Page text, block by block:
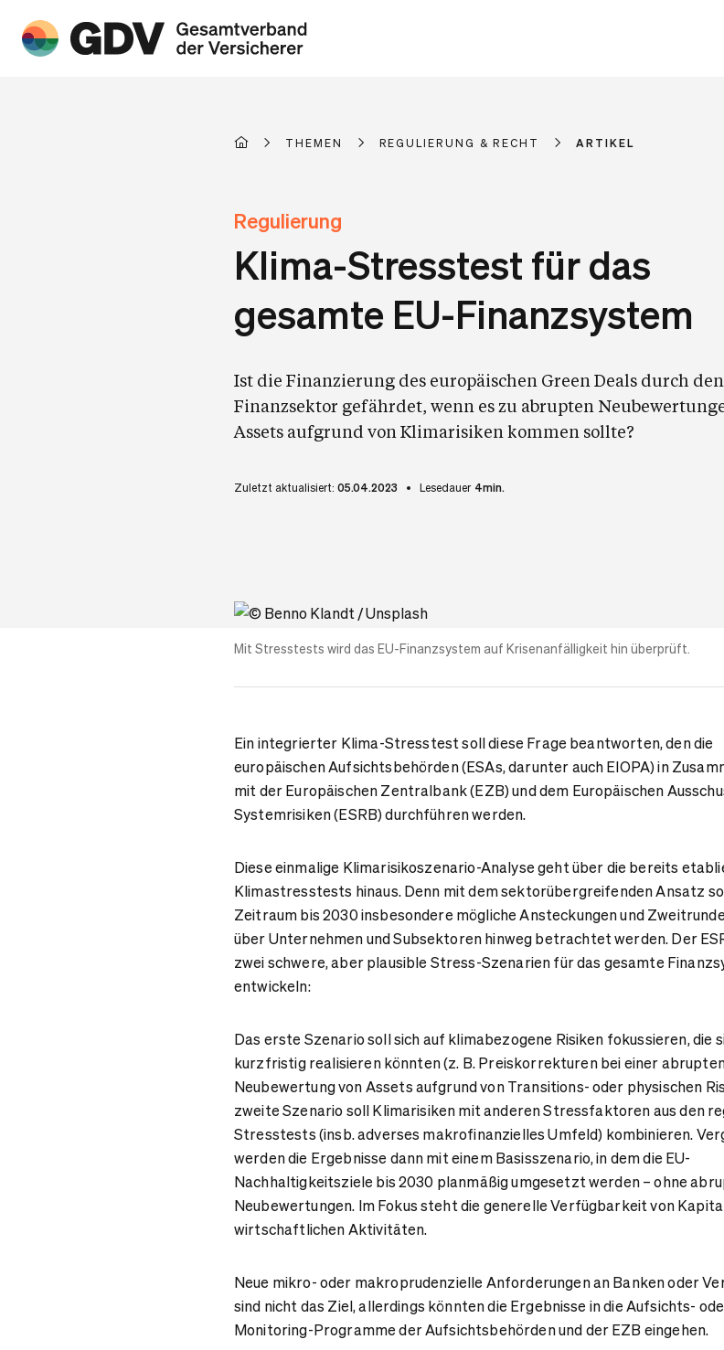
THEMEN REGULIERUNG & RECHT ARTIKEL
Regulierung
Klima-Stresstest für das
gesamte EU-Finanzsystem
Ist die Finanzierung des europäischen Green Deals durch den
Finanzsektor gefährdet, wenn es zu abrupten
Assets aufgrund von Klimarisiken kommen sollte?
Zuletzt aktualisiert: 05.04.2023 Lesedauer 4min.
Mit Stresstests wird das EU-Finanzsystem auf Krisenanfälligkeit hin überprüft.
Ein integrierter Klima-Stresstest soll diese Frage beantworten, den die
europäischen Aufsichtsbehörden (ESAs, darunter auch EIOPA) in
mit der Europäischen Zentralbank (EZB) und dem Europäischen
Systemrisiken (ESRB) durchführen werden.
Diese einmalige Klimarisikoszenario-Analyse geht über die bereits
Klimastresstests hinaus. Denn mit dem sektorübergreifenden Ansatz
Zeitraum bis 2030 insbesondere mögliche Ansteckungen und
über Unternehmen und Subsektoren hinweg betrachtet werden. Der
zwei schwere, aber plausible Stress-Szenarien für das gesamte
entwickeln:
Das erste Szenario soll sich auf klimabezogene Risiken fokussieren, die
kurzfristig realisieren könnten (z. B. Preiskorrekturen bei einer
Neubewertung von Assets aufgrund von Transitions- oder physischen
zweite Szenario soll Klimarisiken mit anderen Stressfaktoren aus den
Stresstests (insb. adverses makrofinanzielles Umfeld) kombinieren.
werden die Ergebnisse dann mit einem Basisszenario, in dem die EU-
Nachhaltigkeitsziele bis 2030 planmäßig umgesetzt werden – ohne
Neubewertungen. Im Fokus steht die generelle Verfügbarkeit von
wirtschaftlichen Aktivitäten.
Neue mikro- oder makroprudenzielle Anforderungen an Banken oder
sind nicht das Ziel, allerdings könnten die Ergebnisse in die Aufsichts-
Monitoring-Programme der Aufsichtsbehörden und der EZB eingehen.